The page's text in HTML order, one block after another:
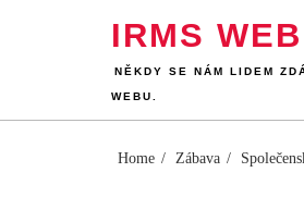
IRMS WEB
NĚKDY SE NÁM LIDEM
WEBU.
Home Zábava